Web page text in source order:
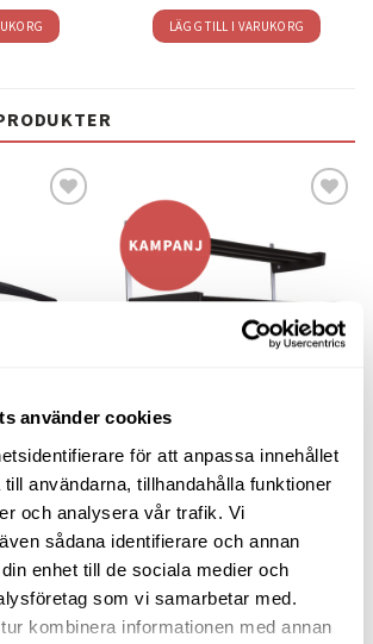
använder cookies
för att anpassa innehållet
användarna, tillhandahålla funktioner
och analysera vår trafik. Vi
sådana identifierare och annan
enhet till de sociala medier och
som vi samarbetar med.
kombinera informationen med annan
LÄGG TILL I VARUKORG
kr
till i
plan
Oscarssons Möbel
2.907 kr 2.471
LÄGG TILL I VARUKORG